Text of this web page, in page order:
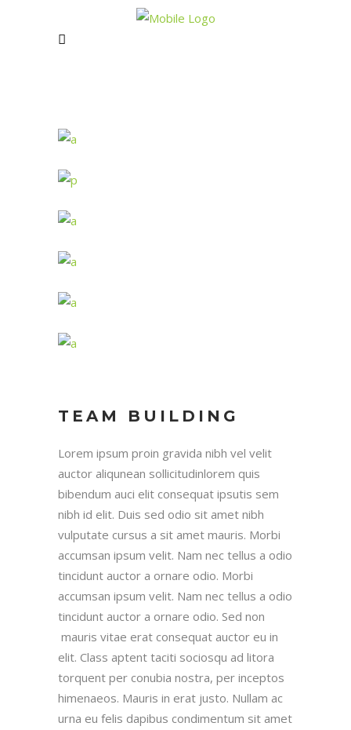
TEAM BUILDING
Lorem ipsum proin gravida nibh vel velit
auctor aliqunean sollicitudinlorem quis
bibendum auci elit consequat ipsutis sem
nibh id elit. Duis sed odio sit amet nibh
vulputate cursus a sit amet mauris. Morbi
accumsan ipsum velit. Nam nec tellus a odio
tincidunt auctor a ornare odio. Morbi
accumsan ipsum velit. Nam nec tellus a odio
tincidunt auctor a ornare odio. Sed non
mauris vitae erat consequat auctor eu in
elit. Class aptent taciti sociosqu ad litora
torquent per conubia nostra, per inceptos
himenaeos. Mauris in erat justo. Nullam ac
urna eu felis dapibus condimentum sit amet